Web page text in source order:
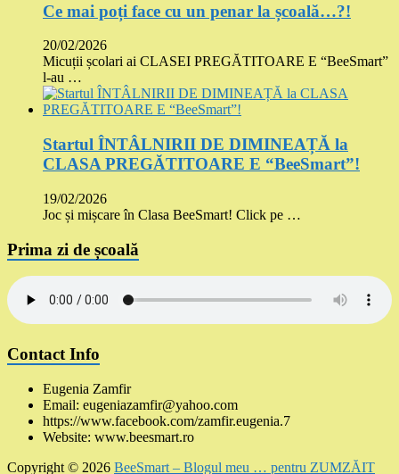
Ce mai poți face cu un penar la școală…?!
20/02/2026
Micuții școlari ai CLASEI PREGĂTITOARE E “BeeSmart”
l-au …
Startul ÎNTÂLNIRII DE DIMINEAȚĂ la
CLASA PREGĂTITOARE E “BeeSmart”!
19/02/2026
Joc și mișcare în Clasa BeeSmart! Click pe …
Prima zi de școală
Contact Info
Eugenia Zamfir
Email: eugeniazamfir@yahoo.com
https://www.facebook.com/zamfir.eugenia.7
Website: www.beesmart.ro
Copyright © 2026 BeeSmart – Blogul meu … pentru ZUMZĂIT